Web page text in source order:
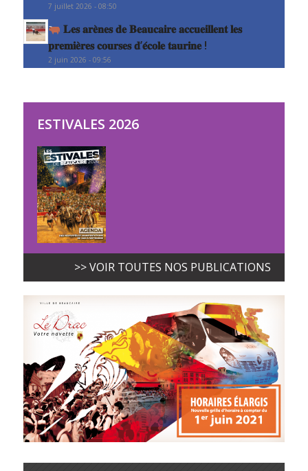
7 juillet 2026 - 08:50
𝐋𝐞𝐬 𝐚𝐫𝐞̀𝐧𝐞𝐬 𝐝𝐞 𝐁𝐞𝐚𝐮𝐜𝐚𝐢𝐫𝐞 𝐚𝐜𝐜𝐮𝐞𝐢𝐥𝐥𝐞𝐧𝐭 𝐥𝐞𝐬
𝐩𝐫𝐞𝐦𝐢𝐞̀𝐫𝐞𝐬 𝐜𝐨𝐮𝐫𝐬𝐞𝐬 𝐝’𝐞́𝐜𝐨𝐥𝐞 𝐭𝐚𝐮𝐫𝐢𝐧𝐞 !
2 juin 2026 - 09:56
ESTIVALES 2026
>> VOIR TOUTES NOS PUBLICATIONS